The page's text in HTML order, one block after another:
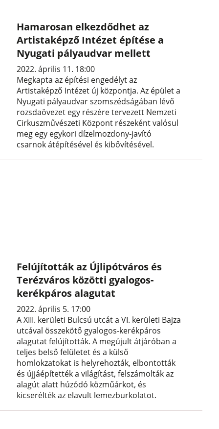
Hamarosan elkezdődhet az
Artistaképző Intézet építése a
Nyugati pályaudvar mellett
2022. április 11. 18:00
Megkapta az építési engedélyt az
Artistaképző Intézet új központja. Az épület a
Nyugati pályaudvar szomszédságában lévő
rozsdaövezet egy részére tervezett Nemzeti
Cirkuszművészeti Központ részeként valósul
meg egy egykori dízelmozdony-javító
csarnok átépítésével és kibővítésével.
Felújították az Újlipótváros és
Terézváros közötti gyalogos-
kerékpáros alagutat
2022. április 5. 17:00
A XIII. kerületi Bulcsú utcát a VI. kerületi Bajza
utcával összekötő gyalogos-kerékpáros
alagutat felújították. A megújult átjáróban a
teljes belső felületet és a külső
homlokzatokat is helyrehozták, elbontották
és újjáépítették a világítást, felszámolták az
alagút alatt húzódó közműárkot, és
kicserélték az elavult lemezburkolatot.